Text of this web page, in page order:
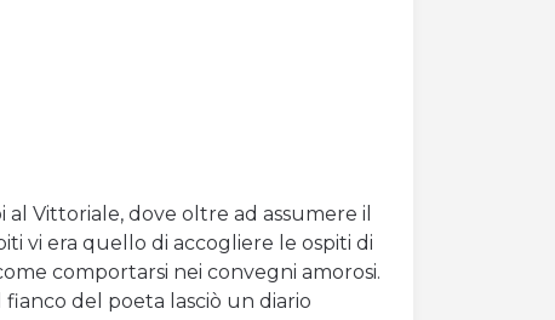
al Vittoriale, dove oltre ad assumere il
vi era quello di accogliere le ospiti di
comportarsi nei convegni amorosi.
del poeta lasciò un diario